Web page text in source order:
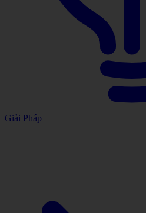
Giải Pháp